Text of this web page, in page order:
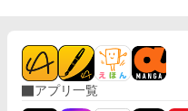
アプリ一覧